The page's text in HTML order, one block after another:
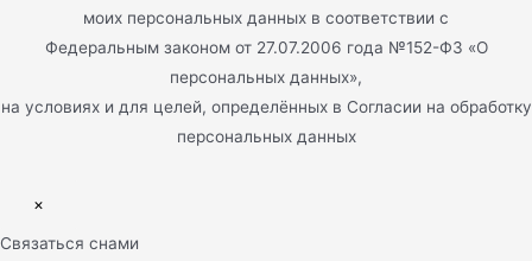
моих персональных данных в соответствии с
Федеральным законом от 27.07.2006 года №152-ФЗ «О
персональных данных»,
на условиях и для целей, определённых в Согласии на обработку
персональных данных
×
Связаться снами